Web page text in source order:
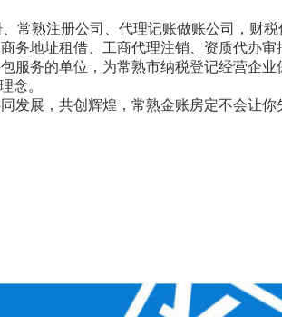
常熟注册公司、代理记账做账公司，财税
务地址租借、工商代理注销、资质代办审
服务的单位，为常熟市纳税登记经营企业
念。
发展，共创辉煌，常熟金账房定不会让你